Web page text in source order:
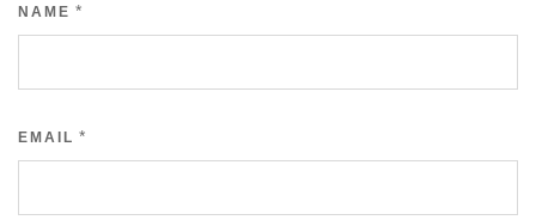
NAME *
EMAIL *